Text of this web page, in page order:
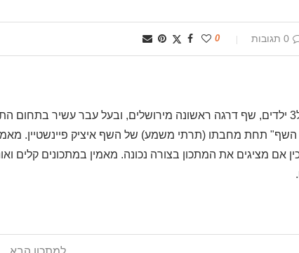
0 תגובות 0
אסף כהן, נשוי ואבא ל3 ילדים, שף דרגה ראשונה מירושלים, ובעל עבר עשיר
תחת מחבתו (תרתי משמע) של השף איציק פיינשטיין.
אם מציגים את המתכון בצורה נכונה. מאמין במתכונים קלים